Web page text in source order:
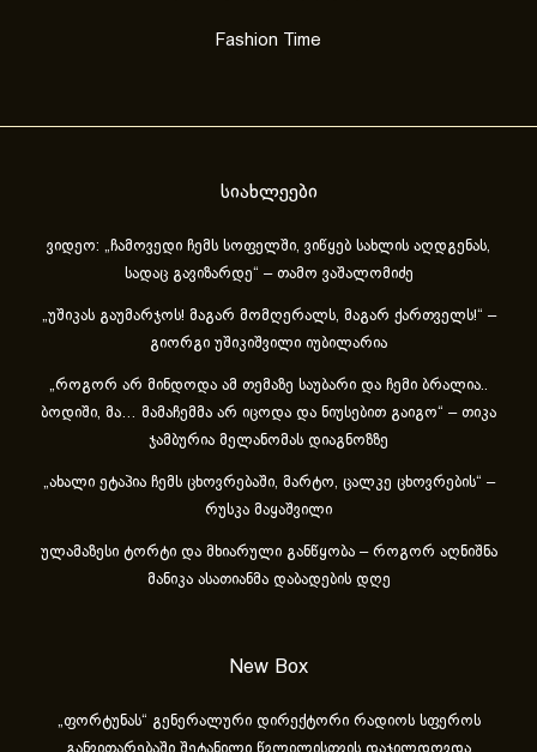
Fashion Time
სიახლეები
ვიდეო: „ჩამოვედი ჩემს სოფელში, ვიწყებ სახლის აღდგენას,
სადაც გავიზარდე“ – თამო ვაშალომიძე
„უშიკას გაუმარჯოს! მაგარ მომღერალს, მაგარ ქართველს!“ –
გიორგი უშიკიშვილი იუბილარია
„როგორ არ მინდოდა ამ თემაზე საუბარი და ჩემი ბრალია..
ბოდიში, მა… მამაჩემმა არ იცოდა და ნიუსებით გაიგო“ – თიკა
ჯამბურია მელანომას დიაგნოზზე
„ახა­ლი ეტა­პია ჩემს ცხოვ­რე­ბა­ში, მარ­ტო, ცალ­კე ცხოვ­რე­ბის“ –
რუსკა მაყაშვილი
ულამაზესი ტორტი და მხიარული განწყობა – როგორ აღნიშნა
მანიკა ასათიანმა დაბადების დღე
New Box
„ფორტუნას“ გენერალური დირექტორი რადიოს სფეროს
განვითარებაში შეტანილი წვლილისთვის დაჯილდოვდა